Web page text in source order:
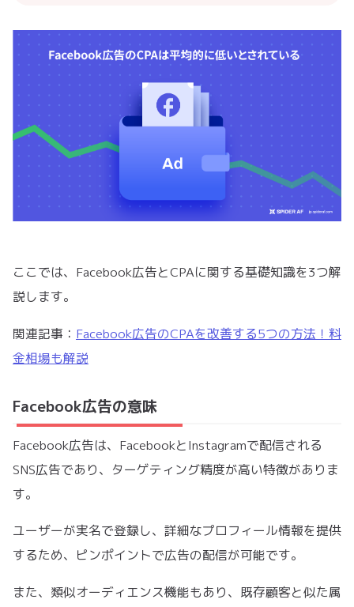
ここでは、Facebook広告とCPAに関する基礎知識を3つ解
説します。
関連記事： Facebook広告のCPAを改善する5つの方法！料
金相場も解説
Facebook広告の意味
Facebook広告は、FacebookとInstagramで配信される
SNS広告であり、ターゲティング精度が高い特徴がありま
す。
ユーザーが実名で登録し、詳細なプロフィール情報を提供
するため、ピンポイントで広告の配信が可能です。
また、類似オーディエンス機能もあり、既存顧客と似た属